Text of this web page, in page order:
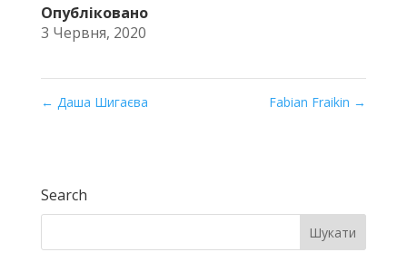
Опубліковано
3 Червня, 2020
← Даша Шигаєва Fabian Fraikin →
Search